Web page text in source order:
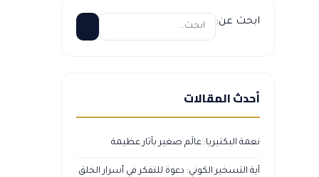
ابحث عن:
أحدث المقالات
نعمة البكتيريا: عالَم صغير بآثار عظيمة
آية التسخير الكوني: دعوة للتفكر في أسرار الخلق